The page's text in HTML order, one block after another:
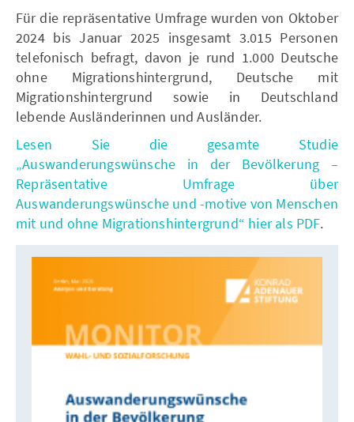
Für die repräsentative Umfrage wurden von Oktober
2024 bis Januar 2025 insgesamt 3.015 Personen
telefonisch befragt, davon je rund 1.000 Deutsche
ohne Migrationshintergrund, Deutsche mit
Migrationshintergrund sowie in Deutschland
lebende Ausländerinnen und Ausländer.
Lesen Sie die gesamte Studie
„Auswanderungswünsche in der Bevölkerung –
Repräsentative Umfrage über
Auswanderungswünsche und -motive von Menschen
mit und ohne Migrationshintergrund“ hier als PDF.